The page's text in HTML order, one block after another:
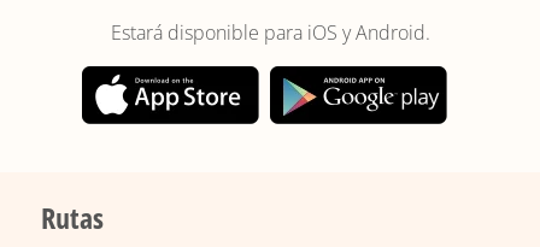
Estará disponible para iOS y Android.
Rutas